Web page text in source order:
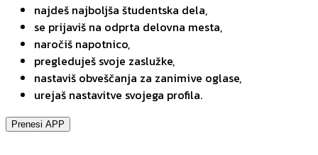
najdeš najboljša študentska dela,
se prijaviš na odprta delovna mesta,
naročiš napotnico,
pregleduješ svoje zaslužke,
nastaviš obveščanja za zanimive oglase,
urejaš nastavitve svojega profila.
Prenesi APP